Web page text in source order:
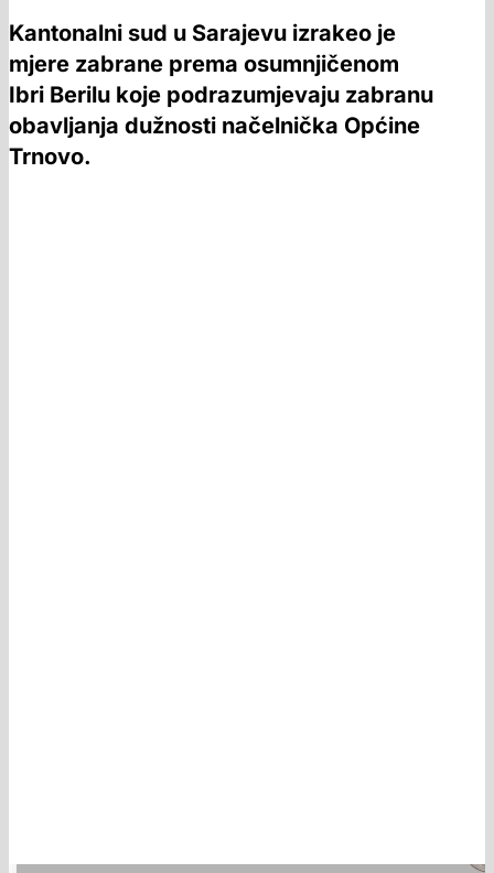
Kantonalni sud u Sarajevu izrakeo je
mjere zabrane prema osumnjičenom
Ibri Berilu koje podrazumjevaju zabranu
obavljanja dužnosti načelnička Općine
Trnovo.